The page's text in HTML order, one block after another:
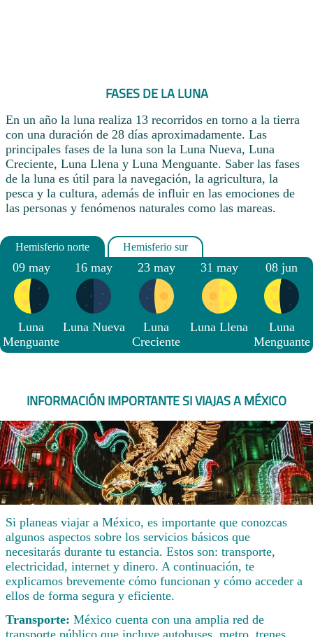
FASES DE LA LUNA
En un año la luna realiza 13 recorridos en torno a la tierra
con una duración de 28 días aproximadamente. Las
principales fases de la luna son la Luna Nueva, Luna
Creciente, Luna Llena y Luna Menguante. Saber las fases
de la luna es útil para la navegación, la agricultura, la
pesca y la cultura, además de influir en las emociones de
las personas y fenómenos naturales como las mareas.
09 may
Luna
Menguante
16 may
Luna Nueva
23 may
Luna
Creciente
31 may
Luna Llena
08 jun
Luna
Menguante
INFORMACIÓN IMPORTANTE SI VIAJAS A MÉXICO
Si planeas viajar a México, es importante que conozcas
algunos aspectos sobre los servicios básicos que
necesitarás durante tu estancia. Estos son: transporte,
electricidad, internet y dinero. A continuación, te
explicamos brevemente cómo funcionan y cómo acceder a
ellos de forma segura y eficiente.
Transporte: México cuenta con una amplia red de